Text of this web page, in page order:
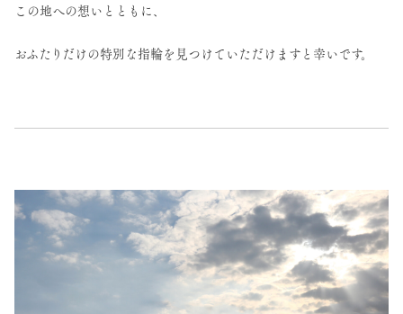
この地への想いとともに、
おふたりだけの特別な指輪を見つけていただけますと幸いです。